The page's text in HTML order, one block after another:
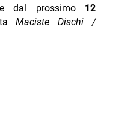
dal prossimo 12
Maciste Dischi /